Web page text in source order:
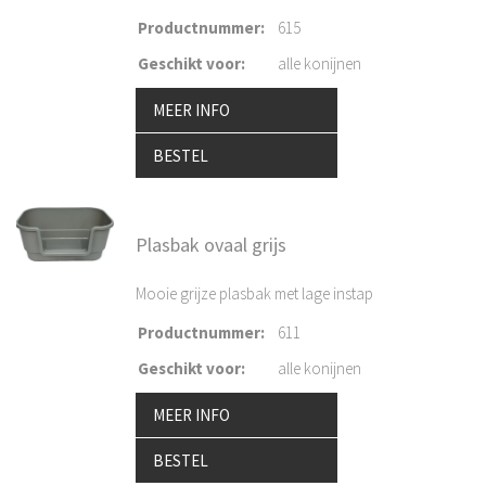
Productnummer:
615
Geschikt voor: alle konijnen
MEER INFO
BESTEL
Plasbak ovaal grijs
Mooie grijze plasbak met lage instap
Productnummer:
611
Geschikt voor: alle konijnen
MEER INFO
BESTEL